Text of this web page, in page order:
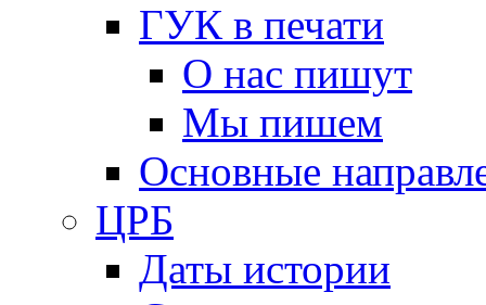
ГУК в печати
О нас пишут
Мы пишем
Основные
ЦРБ
Даты истории